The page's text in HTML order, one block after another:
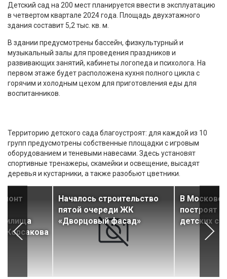
Детский сад на 200 мест планируется ввести в эксплуатацию
в четвертом квартале 2024 года. Площадь двухэтажного
здания составит 5,2 тыс. кв. м.
В здании предусмотрены бассейн, физкультурный и
музыкальный залы для проведения праздников и
развивающих занятий, кабинеты логопеда и психолога. На
первом этаже будет расположена кухня полного цикла с
горячим и холодным цехом для приготовления еды для
воспитанников.
Территорию детского сада благоустроят: для каждой из 10
групп предусмотрены собственные площадки с игровым
оборудованием и теневыми навесами. Здесь установят
спортивные тренажеры, скамейки и освещение, высадят
деревья и кустарники, а также разобьют цветники.
Корсакова
Началось строительство
пятой очереди ЖК
«Дворцовый фасад»
В
построят
детских